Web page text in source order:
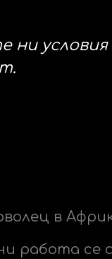
ни
в
работа се